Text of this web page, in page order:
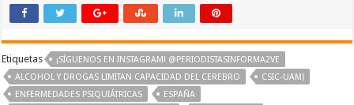
Etiquetas
¡SÍGUENOS EN INSTAGRAM! @PERIODISTASINFORMA2VE
ALCOHOL Y DROGAS LIMITAN CAPACIDAD DEL CEREBRO
CSIC-UAM)
ENFERMEDADES PSIQUIÁTRICAS
ESPAÑA